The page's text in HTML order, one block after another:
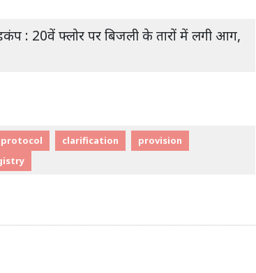
: 20वें फ्लोर पर बिजली के तारों में लगी आग,
protocol clarification
provision